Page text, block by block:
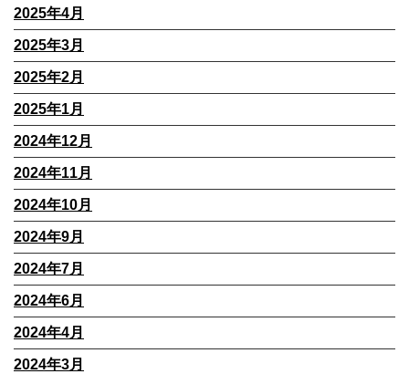
2025年4月
2025年3月
2025年2月
2025年1月
2024年12月
2024年11月
2024年10月
2024年9月
2024年7月
2024年6月
2024年4月
2024年3月